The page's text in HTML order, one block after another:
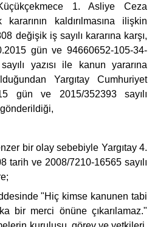
1. Asliye Ceza
kaldırılmasına ilişkin
değişik iş sayılı kararına karşı,
gün ve 94660652-105-34-
yazısı ile kanun yararına
Yargıtay Cumhuriyet
gün ve 2015/352393 sayılı
bir olay sebebiyle Yargıtay 4.
tarih ve 2008/7210-16565 sayılı
"Hiç kimse kanunen tabi
bir merci önüne çıkarılamaz."